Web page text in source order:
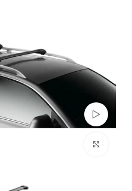
צפה בסרטון